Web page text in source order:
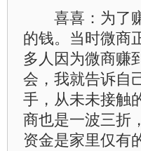
喜喜：为了赚
的钱。当时微商
多人因为微商赚
会，我就告诉自
手，从未未接触
商也是一波三折
资金是家里仅有